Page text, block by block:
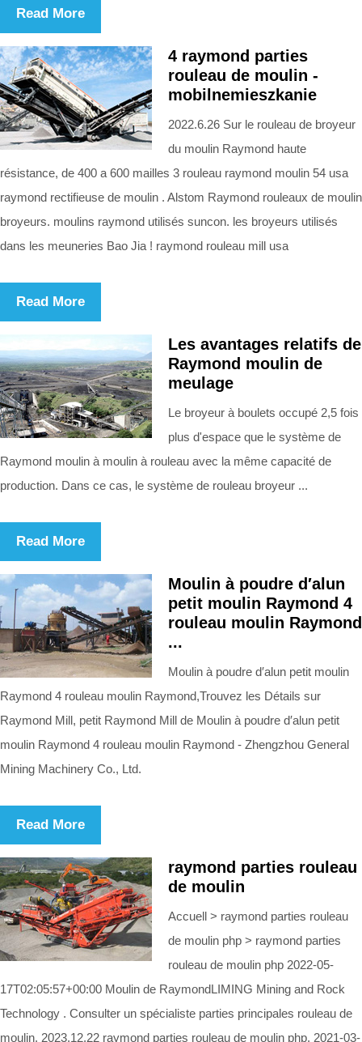
Read More
4 raymond parties
rouleau de moulin -
mobilnemieszkanie
2022.6.26 Sur le rouleau de broyeur
du moulin Raymond haute
résistance, de 400 a 600 mailles 3 rouleau raymond moulin 54 usa
raymond rectifieuse de moulin . Alstom Raymond rouleaux de moulin
broyeurs. moulins raymond utilisés suncon. les broyeurs utilisés
dans les meuneries Bao Jia ! raymond rouleau mill usa
Read More
Les avantages relatifs de
Raymond moulin de
meulage
Le broyeur à boulets occupé 2,5 fois
plus d'espace que le système de
Raymond moulin à moulin à rouleau avec la même capacité de
production. Dans ce cas, le système de rouleau broyeur ...
Read More
Moulin à poudre d′alun
petit moulin Raymond 4
rouleau moulin Raymond
...
Moulin à poudre d′alun petit moulin
Raymond 4 rouleau moulin Raymond,Trouvez les Détails sur
Raymond Mill, petit Raymond Mill de Moulin à poudre d′alun petit
moulin Raymond 4 rouleau moulin Raymond - Zhengzhou General
Mining Machinery Co., Ltd.
Read More
raymond parties rouleau
de moulin
Accuell > raymond parties rouleau
de moulin php > raymond parties
rouleau de moulin php 2022-05-
17T02:05:57+00:00 Moulin de RaymondLIMING Mining and Rock
Technology . Consulter un spécialiste parties principales rouleau de
moulin. 2023.12.22 raymond parties rouleau de moulin php. 2021-03-